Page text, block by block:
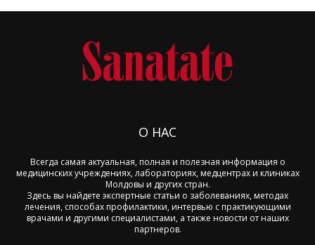
О НАС
Всегда самая актуальная, полная и полезная информация о
медицинских учреждениях, лабораториях, медцентрах и клиниках
Молдовы и других стран.
Здесь вы найдете экспертные статьи о заболеваниях, методах
лечения, способах профилактики, интервью с практикующими
врачами и другими специалистами, а также новости от наших
партнеров.